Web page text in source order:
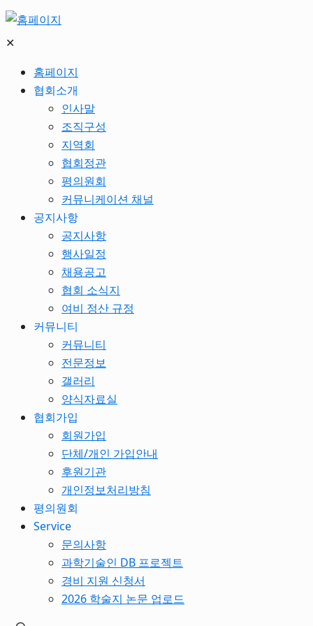
✕
홈페이지
협회소개
인사말
조직구성
지역회
협회정관
평의원회
커뮤니케이션 채널
공지사항
공지사항
행사일정
채용공고
협회 소식지
여비 정산 규정
커뮤니티
커뮤니티
전문정보
갤러리
양식자료실
협회가입
회원가입
단체/개인 가입안내
후원기관
개인정보처리방침
평의원회
Service
문의사항
과학기술인 DB 프로젝트
경비 지원 신청서
2026 학술지 논문 업로드